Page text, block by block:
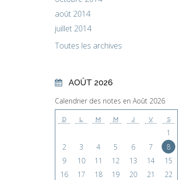
août 2014
juillet 2014
Toutes les archives
AOÛT 2026
Calendrier des notes en Août 2026
D L M M J V S
1
2
3 4 5 6 7
8
9
10 11 12 13 14
15
16
17 18 19 20 21
22